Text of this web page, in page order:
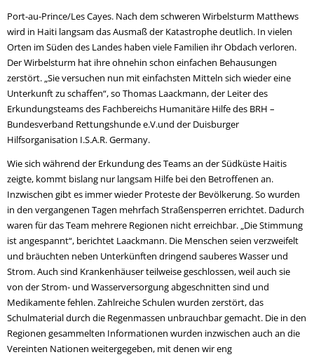
Port-au-Prince/Les Cayes. Nach dem schweren Wirbelsturm Matthews
wird in Haiti langsam das Ausmaß der Katastrophe deutlich. In vielen
Orten im Süden des Landes haben viele Familien ihr Obdach verloren.
Der Wirbelsturm hat ihre ohnehin schon einfachen Behausungen
zerstört. „Sie versuchen nun mit einfachsten Mitteln sich wieder eine
Unterkunft zu schaffen“, so Thomas Laackmann, der Leiter des
Erkundungsteams des Fachbereichs Humanitäre Hilfe des BRH –
Bundesverband Rettungshunde e.V.und der Duisburger
Hilfsorganisation I.S.A.R. Germany.
Wie sich während der Erkundung des Teams an der Südküste Haitis
zeigte, kommt bislang nur langsam Hilfe bei den Betroffenen an.
Inzwischen gibt es immer wieder Proteste der Bevölkerung. So wurden
in den vergangenen Tagen mehrfach Straßensperren errichtet. Dadurch
waren für das Team mehrere Regionen nicht erreichbar. „Die Stimmung
ist angespannt“, berichtet Laackmann. Die Menschen seien verzweifelt
und bräuchten neben Unterkünften dringend sauberes Wasser und
Strom. Auch sind Krankenhäuser teilweise geschlossen, weil auch sie
von der Strom- und Wasserversorgung abgeschnitten sind und
Medikamente fehlen. Zahlreiche Schulen wurden zerstört, das
Schulmaterial durch die Regenmassen unbrauchbar gemacht. Die in den
Regionen gesammelten Informationen wurden inzwischen auch an die
Vereinten Nationen weitergegeben, mit denen wir eng